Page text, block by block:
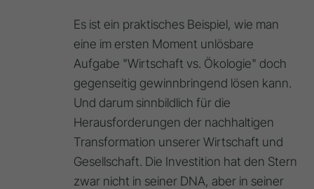
Es ist ein praktisches Beispiel, wie man
eine im ersten Moment unlösbare
Aufgabe "Wirtschaft vs. Ökologie" doch
gegenseitig gewinnbringend lösen kann.
Und darum sinnbildlich für die
Herausforderungen der nachhaltigen
Transformation unserer Wirtschaft und
Gesellschaft. Die Investition hat den Stern
zwar nicht in seiner DNA, aber in seiner